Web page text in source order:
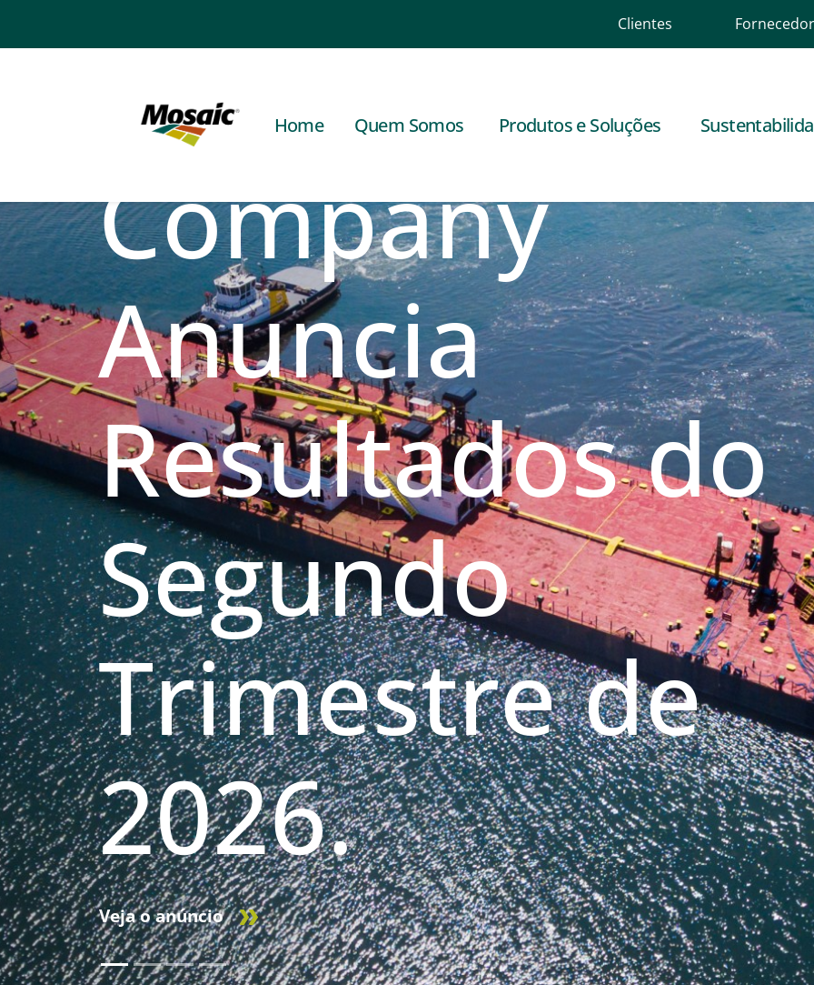
Home Quem Somos Produtos e Soluções
Clientes
A The Mosaic
Company
Anuncia
Resultados do
Segundo
Trimestre de
2026.
Veja o anúncio